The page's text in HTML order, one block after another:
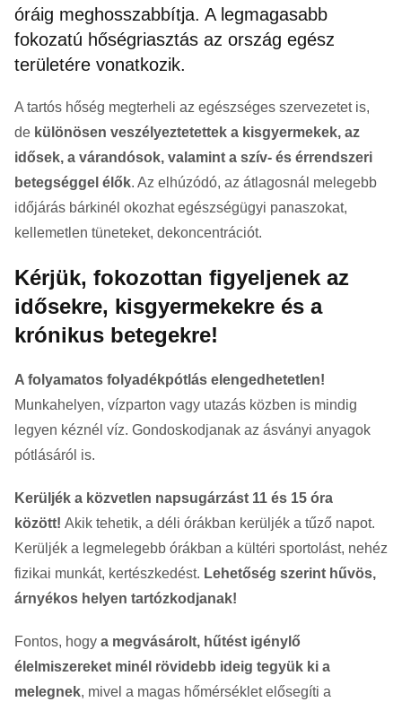
óráig meghosszabbítja. A legmagasabb
fokozatú hőségriasztás az ország egész
területére vonatkozik.
A tartós hőség megterheli az egészséges szervezetet is,
de különösen veszélyeztetettek a kisgyermekek, az
idősek, a várandósok, valamint a szív- és érrendszeri
betegséggel élők. Az elhúzódó, az átlagosnál melegebb
időjárás bárkinél okozhat egészségügyi panaszokat,
kellemetlen tüneteket, dekoncentrációt.
Kérjük, fokozottan figyeljenek az
idősekre, kisgyermekekre és a
krónikus betegekre!
A folyamatos folyadékpótlás elengedhetetlen!
Munkahelyen, vízparton vagy utazás közben is mindig
legyen kéznél víz. Gondoskodjanak az ásványi anyagok
pótlásáról is.
Kerüljék a közvetlen napsugárzást 11 és 15 óra
között! Akik tehetik, a déli órákban kerüljék a tűző napot.
Kerüljék a legmelegebb órákban a kültéri sportolást, nehéz
fizikai munkát, kertészkedést. Lehetőség szerint hűvös,
árnyékos helyen tartózkodjanak!
Fontos, hogy a megvásárolt, hűtést igénylő
élelmiszereket minél rövidebb ideig tegyük ki a
melegnek, mivel a magas hőmérséklet elősegíti a